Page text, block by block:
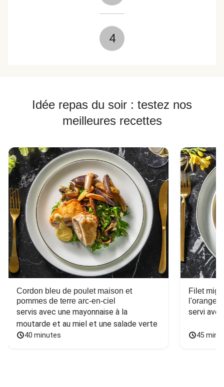
4
Idée repas du soir : testez nos
meilleures recettes
Cordon bleu de poulet maison et
pommes de terre arc-en-ciel
servis avec une mayonnaise à la
moutarde et au miel et une salade verte
40 minutes
Filet
l'orange
servi
45